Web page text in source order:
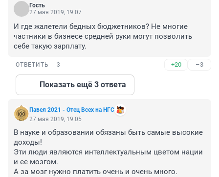
Гость
27 мая 2019, 19:07
И где жалетели бедных бюджетников? Не многие
частники в бизнесе средней руки могут позволить
себе такую зарплату.
ОТВЕТИТЬ 3 +20 –3
Показать ещё 3 ответа
Павел 2021 - Отец Всех на НГС
27 мая 2019, 19:05
В науке и образовании обязаны быть самые высокие
доходы!
Эти люди являются интеллектуальным цветом нации
и ее мозгом.
А за мозг нужно платить очень и очень много.